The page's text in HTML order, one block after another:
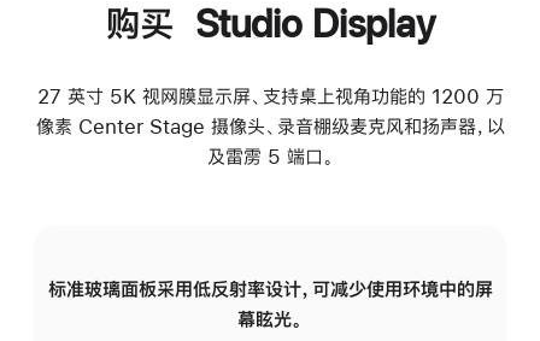
购买 Studio Display
27 英寸 5K 视网膜显示屏、支持桌上视角功能的 1200 万
像素 Center Stage 摄像头、录音棚级麦克风和扬声器，以
及雷雳 5 端口。
标准玻璃面板采用低反射率设计，可减少使用环境中的屏
幕眩光。